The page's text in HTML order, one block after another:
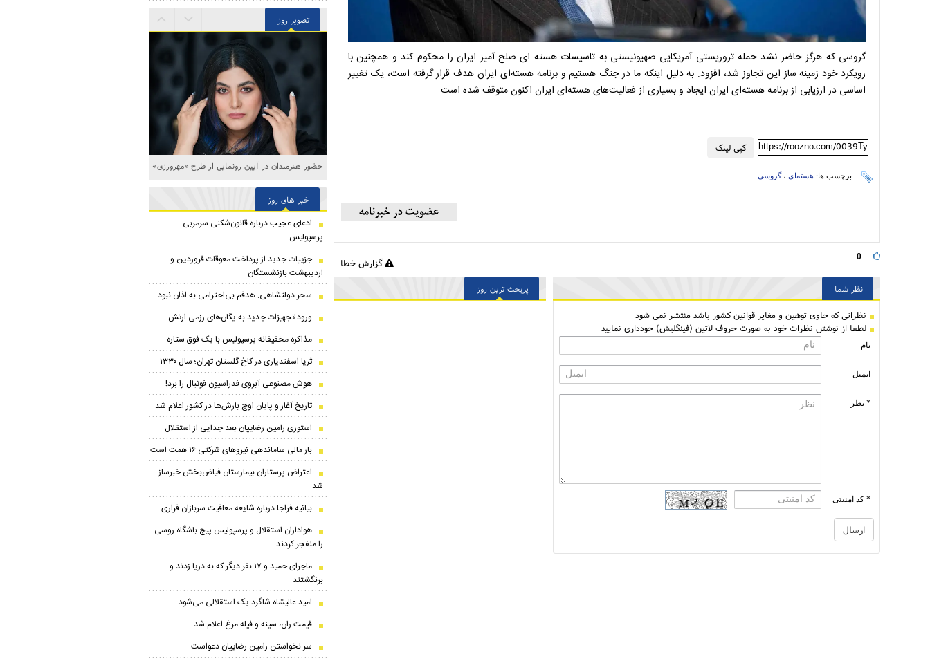
گروسی که هرگز حاضر نشد حمله تروریستی آمریکایی صهیونیستی به تاسیسات هسته ای صلح آمیز ایران را محکوم کند و همچنین با
رویکرد خود زمینه ساز این تجاوز شد، افزود: به دلیل اینکه ما در جنگ هستیم و برنامه هسته‌ای ایران هدف قرار گرفته است، یک تغییر
اساسی در ارزیابی از برنامه هسته‌ای ایران ایجاد و بسیاری از فعالیت‌های هسته‌ای ایران اکنون متوقف شده است.
کپی لینک https://roozno.com/0039Ty
برچسب ها: هسته‌ای ،گروسی
0 گزارش خطا
نظر شما
نظراتی كه حاوی توهین و مغایر قوانین کشور باشد منتشر نمی شود
لطفا از نوشتن نظرات خود به صورت حروف لاتین (فینگلیش) خودداری نمایید
نام
ایمیل
* نظر
* کد امنیتی
پربحث ترین روز
تصویر روز
حضور هنرمندان در آیین رونمایی از طرح «مهرورزی»
خبر های روز
ادعای عجیب درباره قانون‌شکنی سرمربی
پرسپولیس
جزییات جدید از پرداخت معوقات فروردین و
اردیبهشت بازنشستگان
سحر دولتشاهی: هدفم بی‌احترامی به اذان نبود
ورود تجهیزات جدید به یگان‌های رزمی ارتش
مذاکره مخفیفانه پرسپولیس با یک فوق ستاره
ثریا اسفندیاری در کاخ گلستان تهران؛ سال ۱۳۳۰
هوش مصنوعی آبروی فدراسیون فوتبال را برد!
تاریخ آغاز و پایان اوج بارش‌ها در کشور اعلام شد
استوری رامین رضاییان بعد جدایی از استقلال
بار مالی ساماندهی نیروهای شرکتی ۱۶ همت است
اعتراض پرستاران بیمارستان فیاض‌بخش خبرساز
شد
بیانیه فراجا درباره شایعه معافیت سربازان فراری
هواداران استقلال و پرسپولیس پیج باشگاه روسی
را منفجر کردند
ماجرای حمید و ۱۷ نفر دیگر که به دریا زدند و
برنگشتند
امید عالیشاه شاگرد یک استقلالی می‌شود
قیمت ران، سینه و فیله مرغ اعلام شد
سر نخواستن رامین رضاییان دعواست